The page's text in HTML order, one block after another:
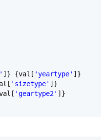
]} {val[ 'yeartype' ]}
'sizetype' ]}
'geartype2' ]}